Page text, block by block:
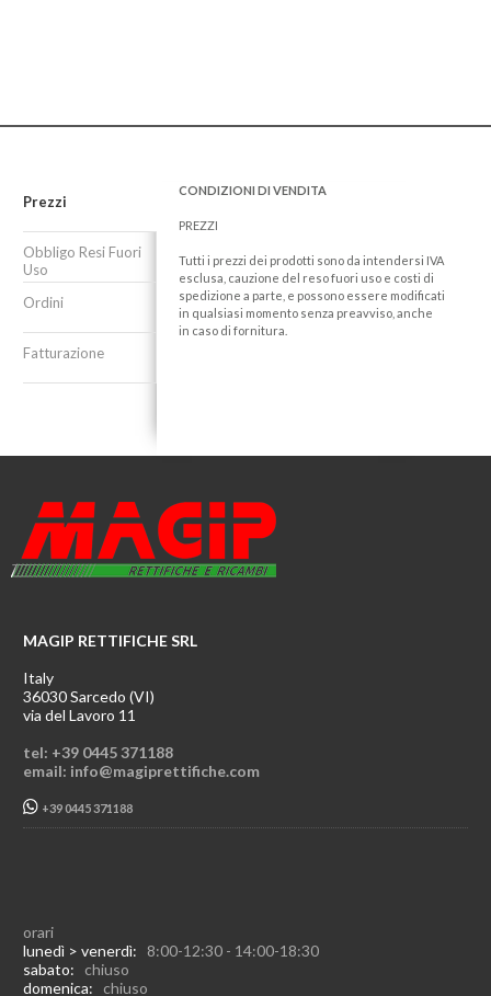
Prezzi
Obbligo Resi Fuori
Uso
Ordini
Fatturazione
CONDIZIONI DI VENDITA
PREZZI
Tutti i prezzi dei prodotti sono da intendersi IVA
esclusa, cauzione del reso fuori uso e costi di
spedizione a parte, e possono essere modificati
in qualsiasi momento senza preavviso, anche
in caso di fornitura.
MAGIP RETTIFICHE SRL
Italy
36030 Sarcedo (VI)
via del Lavoro 11
tel: +39 0445 371188
email: info@magiprettifiche.com
+39 0445 371188
orari
lunedì > venerdì: 8:00-12:30 - 14:00-18:30
sabato: chiuso
domenica: chiuso